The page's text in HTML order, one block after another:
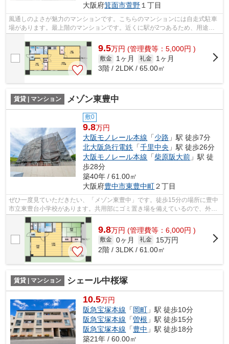
大阪府箕面市萱野 １丁目
風通しのよさが魅力のマンションです。こちらのマンションには自走式駐車
場があります。最上階のマンションです。近くに駅が2つあるため、用途や
行き先に応じて駅を選べる物件です。で...
9.5万円 (管理費等：5,000円 )
敷金 1ヶ月 礼金
1ヶ月
3階 / 2LDK / 65.00㎡
賃貸 | マンション メゾン東豊中
敷0
9.8万円
大阪モノレール本線 「少路 」駅 徒歩7分
北大阪急行電鉄 「千里中央 」駅 徒歩26分
大阪モノレール本線 「柴原阪大前 」駅 徒
歩28分
築40年 / 61.00㎡
大阪府豊中市東豊中町２丁目
ぜひ一度見ていただきたい、「メゾン東豊中」です。徒歩15分の場所に豊中
市立東豊台小学校があります。共用部にゴミ置き場を備えているので、外部
の人にごみを見られたりするリスクを...
9.8万円 (管理費等：6,000円 )
敷金 0ヶ月 礼金
15万円
2階 / 3LDK / 61.00㎡
賃貸 | マンション シェール中桜塚
10.5万円
阪急宝塚本線 「岡町 」駅 徒歩10分
阪急宝塚本線 「曽根 」駅 徒歩15分
阪急宝塚本線 「豊中 」駅 徒歩18分
築21年 / 60.00㎡